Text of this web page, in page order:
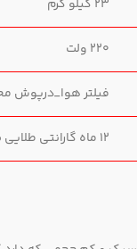
23 کیلو گرم
220 ولت
فیلتر هوا_درپوش
12 ماه گارانتی طلایی شرکت رونیکس